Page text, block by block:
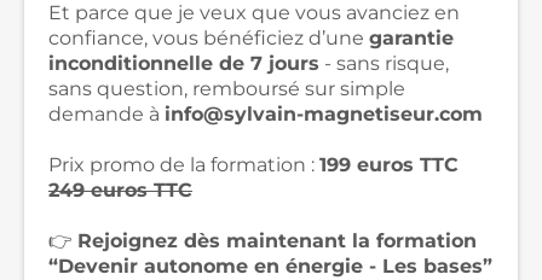
Et parce que je veux que vous avanciez en
confiance, vous bénéficiez d’une garantie
inconditionnelle de 7 jours - sans risque,
sans question, remboursé sur simple
demande à info@sylvain-magnetiseur.com
Prix promo de la formation : 199 euros TTC
249 euros TTC
👉 Rejoignez dès maintenant la formation
“Devenir autonome en énergie - Les bases”